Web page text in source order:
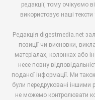
редакції, тому очікуємо
використовує наші
Редакція digestmedia.net
позиції чи висновки,
матеріалах, колонках або
несе повну
поданої інформації. Ми
були передруковані іншими
не можемо контролювати